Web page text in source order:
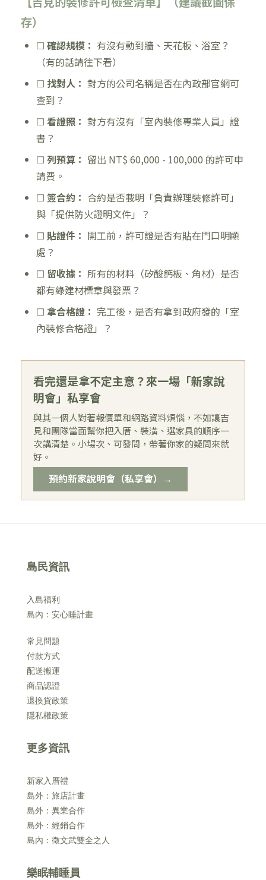
存）
☐ 確認規模： 有沒有動到牆、天花板、浴室？
（有的話請往下看）
☐ 找對人： 對方的公司名稱是否在內政部官網可
查到？
☐ 看證照： 對方有沒有「室內裝修專業人員」證
書？
☐ 列預算： 留出 NT$ 60,000 - 100,000 的許可申
請費。
☐ 簽合約： 合約是否載明「負責辦理裝修許可」
與「提供防火證明文件」？
☐ 貼證件： 開工前，許可證是否有貼在門口明顯
處？
☐ 留收據： 所有的材料（矽酸鈣板、角材）是否
都有綠建材標章與發票？
☐ 拿合格證： 完工後，是否有拿到政府發的「室
內裝修合格證」？
看完還是拿不定主意？來一場「新家說
明會」私享會
與其一個人對著報價單和網路資料煩惱，不如讓吉
見和團隊當面幫你把入厝、裝潢、選家具的順序一
次講清楚。小場次、可發問，帶著你家的疑問來就
好。
預約新家說明會（私享會）→
島民資訊
入島福利
島內：安心睡計畫
常見問題
付款方式
配送搬運
商品認證
退換貨政策
隱私權政策
更多資訊
新家入厝禮
島外：旅店計畫
島外：異業合作
島外：經銷合作
島內：徵文武雙全之人
樂眠輔睡員